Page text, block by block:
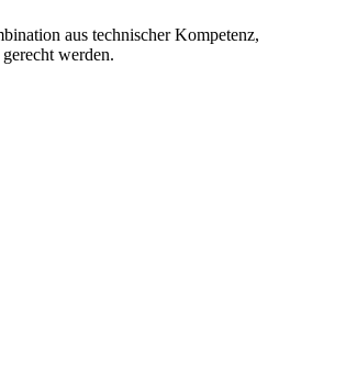
aus technischer Kompetenz,
werden.